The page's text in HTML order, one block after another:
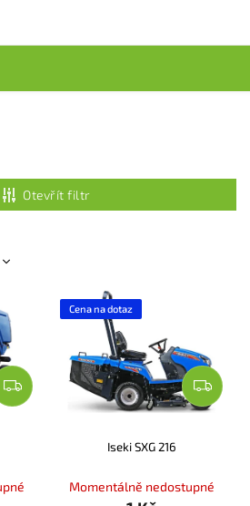
Otevřít filtr
Cena na dotaz
Iseki SXG 216
Momentálně nedostupné